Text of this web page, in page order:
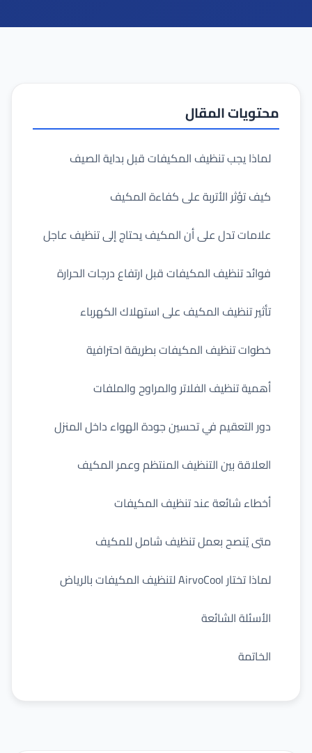
محتويات المقال
لماذا يجب تنظيف المكيفات قبل بداية الصيف
كيف تؤثر الأتربة على كفاءة المكيف
علامات تدل على أن المكيف يحتاج إلى تنظيف عاجل
فوائد تنظيف المكيفات قبل ارتفاع درجات الحرارة
تأثير تنظيف المكيف على استهلاك الكهرباء
خطوات تنظيف المكيفات بطريقة احترافية
أهمية تنظيف الفلاتر والمراوح والملفات
دور التعقيم في تحسين جودة الهواء داخل المنزل
العلاقة بين التنظيف المنتظم وعمر المكيف
أخطاء شائعة عند تنظيف المكيفات
متى يُنصح بعمل تنظيف شامل للمكيف
لماذا تختار AirvoCool لتنظيف المكيفات بالرياض
الأسئلة الشائعة
الخاتمة